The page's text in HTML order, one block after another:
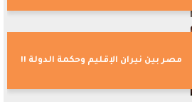
مصر بين نيران الإقليم وحكمة الدولة !!